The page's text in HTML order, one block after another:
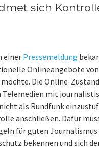
sich
einer Pressemeldung
Onlineangebote
Die Online-
Telemedien mit
als Rundfunk
anschließen. Dafür
für guten Journalismus
bekennen und sich